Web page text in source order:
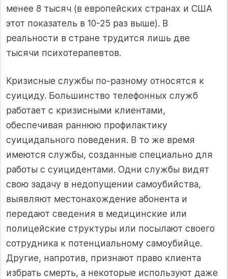
менее 8 тысяч (в европейских странах и США
этот показатель в 10-25 раз выше). В
реальности в стране трудится лишь две
тысячи психотерапевтов.
Кризисные службы по-разному относятся к
суициду. Большинство телефонных служб
работает с кризисными клиентами,
обеспечивая раннюю профилактику
суицидального поведения. В то же время
имеются службы, созданные специально для
работы с суицидентами. Одни службы видят
свою задачу в недопущении самоубийства,
выявляют местонахождение абонента и
передают сведения в медицинские или
полицейские структуры или посылают своего
сотрудника к потенциальному самоубийце.
Другие, напротив, признают право клиента
избрать смерть, а некоторые используют даже